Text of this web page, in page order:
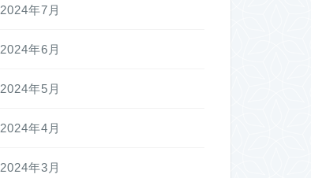
2024年7月
2024年6月
2024年5月
2024年4月
2024年3月